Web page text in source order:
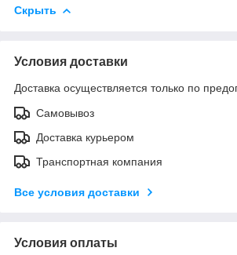
Скрыть
Условия доставки
Доставка осуществляется только по
Самовывоз
Доставка курьером
Транспортная компания
Все условия доставки
Условия оплаты